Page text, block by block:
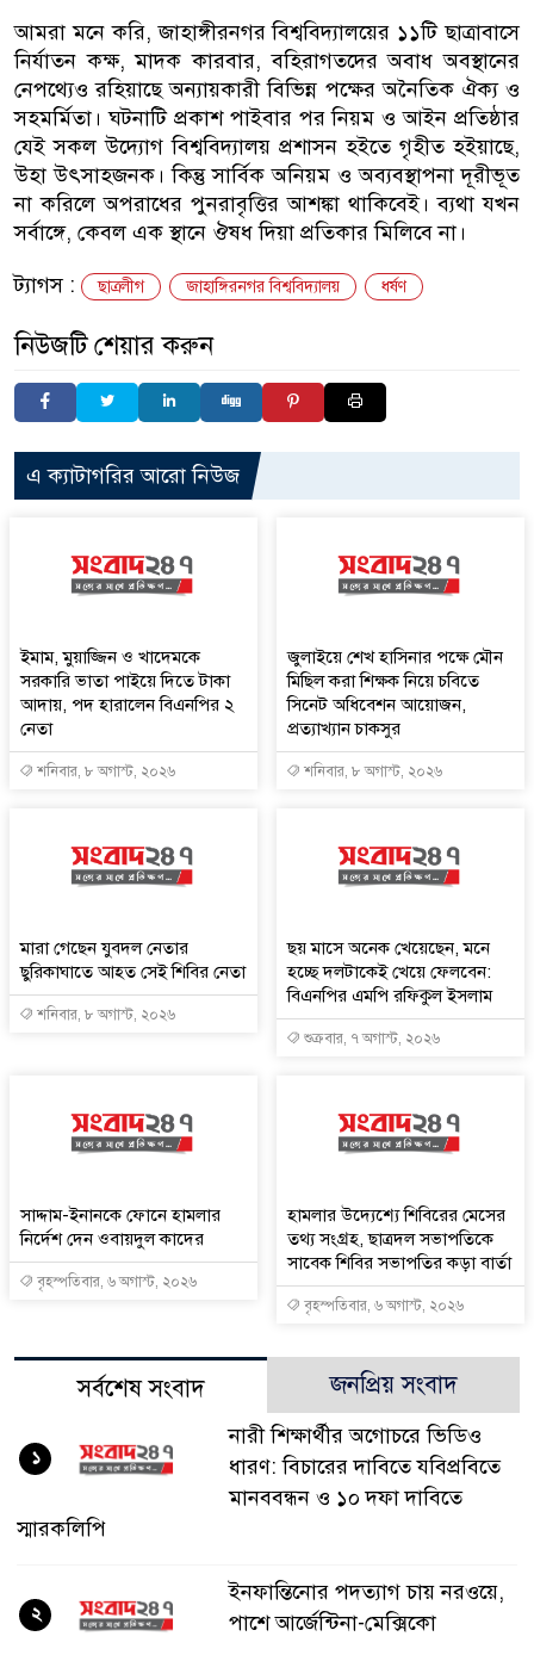
আমরা মনে করি, জাহাঙ্গীরনগর বিশ্ববিদ্যালয়ের ১১টি ছাত্রাবাসে
নির্যাতন কক্ষ, মাদক কারবার, বহিরাগতদের অবাধ অবস্থানের
নেপথ্যেও রহিয়াছে অন্যায়কারী বিভিন্ন পক্ষের অনৈতিক ঐক্য ও
সহমর্মিতা। ঘটনাটি প্রকাশ পাইবার পর নিয়ম ও আইন প্রতিষ্ঠার
যেই সকল উদ্যোগ বিশ্ববিদ্যালয় প্রশাসন হইতে গৃহীত হইয়াছে,
উহা উৎসাহজনক। কিন্তু সার্বিক অনিয়ম ও অব্যবস্থাপনা দূরীভূত
না করিলে অপরাধের পুনরাবৃত্তির আশঙ্কা থাকিবেই। ব্যথা যখন
সর্বাঙ্গে, কেবল এক স্থানে ঔষধ দিয়া প্রতিকার মিলিবে না।
ট্যাগস :
ছাত্রলীগ জাহাঙ্গিরনগর বিশ্ববিদ্যালয় ধর্ষণ
নিউজটি শেয়ার করুন
এ ক্যাটাগরির আরো নিউজ
ইমাম, মুয়াজ্জিন ও খাদেমকে
সরকারি ভাতা পাইয়ে দিতে টাকা
আদায়, পদ হারালেন বিএনপির ২
নেতা
শনিবার, ৮ অগাস্ট, ২০২৬
জুলাইয়ে শেখ হাসিনার পক্ষে মৌন
মিছিল করা শিক্ষক নিয়ে চবিতে
সিনেট অধিবেশন আয়োজন,
প্রত্যাখ্যান চাকসুর
শনিবার, ৮ অগাস্ট, ২০২৬
মারা গেছেন যুবদল নেতার
ছুরিকাঘাতে আহত সেই শিবির নেতা
শনিবার, ৮ অগাস্ট, ২০২৬
ছয় মাসে অনেক খেয়েছেন, মনে
হচ্ছে দলটাকেই খেয়ে ফেলবেন:
বিএনপির এমপি রফিকুল ইসলাম
শুক্রবার, ৭ অগাস্ট, ২০২৬
সাদ্দাম-ইনানকে ফোনে হামলার
নির্দেশ দেন ওবায়দুল কাদের
বৃহস্পতিবার, ৬ অগাস্ট, ২০২৬
হামলার উদ্যেশ্যে শিবিরের মেসের
তথ্য সংগ্রহ, ছাত্রদল সভাপতিকে
সাবেক শিবির সভাপতির কড়া বার্তা
বৃহস্পতিবার, ৬ অগাস্ট, ২০২৬
সর্বশেষ সংবাদ জনপ্রিয় সংবাদ
নারী শিক্ষার্থীর অগোচরে ভিডিও
ধারণ: বিচারের দাবিতে যবিপ্রবিতে
মানববন্ধন ও ১০ দফা দাবিতে
স্মারকলিপি
১
ইনফান্তিনোর পদত্যাগ চায় নরওয়ে,
পাশে আর্জেন্টিনা-মেক্সিকো
২